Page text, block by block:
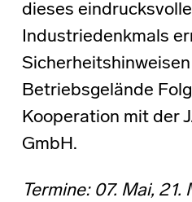
dieses
Industriedenkmals
Betriebsgelände
Kooperation mit der
GmbH.
Termine: 07. Mai, 21.